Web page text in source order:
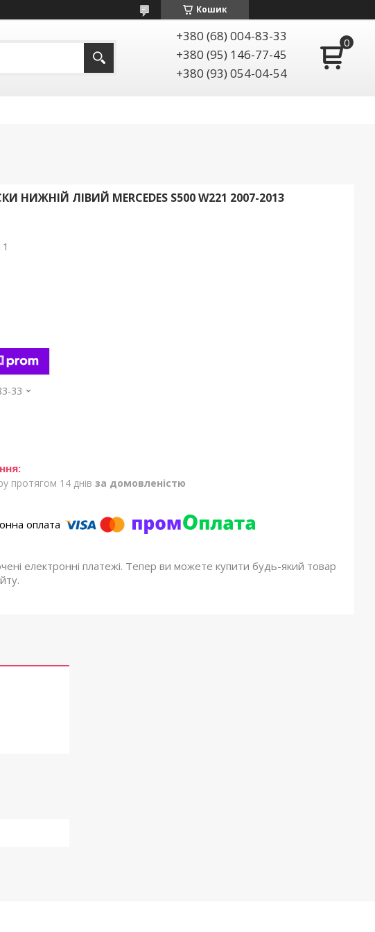
Кошик
+380 (68) 004-83-33
+380 (95) 146-77-45
+380 (93) 054-04-54
НИЖНІЙ ЛІВИЙ MERCEDES S500 W221 2007-2013
33
протягом 14 днів за домовленістю
електронні платежі. Тепер ви можете купити будь-який товар